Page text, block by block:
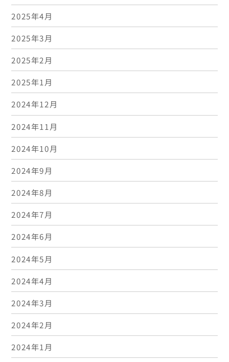
2025年4月
2025年3月
2025年2月
2025年1月
2024年12月
2024年11月
2024年10月
2024年9月
2024年8月
2024年7月
2024年6月
2024年5月
2024年4月
2024年3月
2024年2月
2024年1月